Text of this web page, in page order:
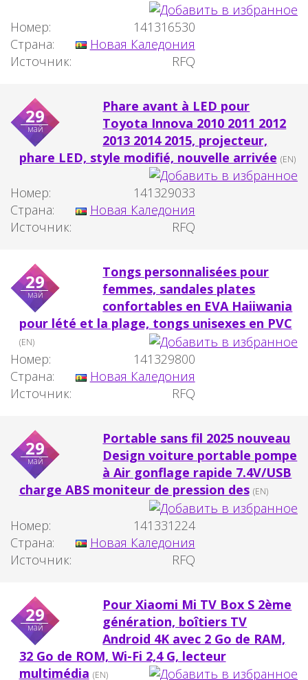
Номер:
141316530
Страна:
Новая Каледония
Источник:
RFQ
29
май
Phare avant à LED pour
Toyota Innova 2010 2011 2012
2013 2014 2015, projecteur,
phare LED, style modifié, nouvelle arrivée (EN)
Номер:
141329033
Страна:
Новая Каледония
Источник:
RFQ
29
май
Tongs personnalisées pour
femmes, sandales plates
confortables en EVA Haiiwania
pour lété et la plage, tongs unisexes en PVC
(EN)
Номер:
141329800
Страна:
Новая Каледония
Источник:
RFQ
29
май
Portable sans fil 2025 nouveau
Design voiture portable pompe
à Air gonflage rapide 7.4V/USB
charge ABS moniteur de pression des (EN)
Номер:
141331224
Страна:
Новая Каледония
Источник:
RFQ
29
май
Pour Xiaomi Mi TV Box S 2ème
génération, boîtiers TV
Android 4K avec 2 Go de RAM,
32 Go de ROM, Wi-Fi 2,4 G, lecteur
multimédia (EN)